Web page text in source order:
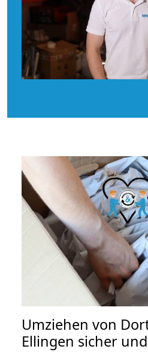
Umziehen von
Ellingen sicher